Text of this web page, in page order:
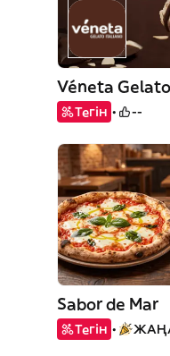
Véneta
Тегін --
Sabor de Mar
Тегін